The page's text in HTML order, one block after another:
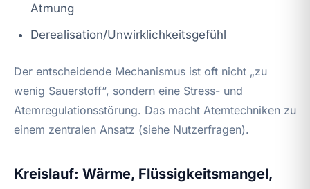
Atmung
Derealisation/Unwirklichkeitsgefühl
Der entscheidende Mechanismus ist oft nicht „zu
wenig Sauerstoff“, sondern eine Stress- und
Atemregulationsstörung. Das macht Atemtechniken zu
einem zentralen Ansatz (siehe Nutzerfragen).
Kreislauf: Wärme, Flüssigkeitsmangel,